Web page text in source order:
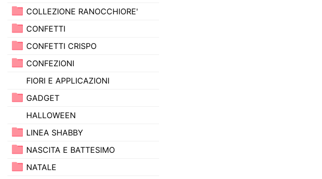
COLLEZIONE RANOCCHIORE'
CONFETTI
CONFETTI CRISPO
CONFEZIONI
FIORI E APPLICAZIONI
GADGET
HALLOWEEN
LINEA SHABBY
NASCITA E BATTESIMO
NATALE